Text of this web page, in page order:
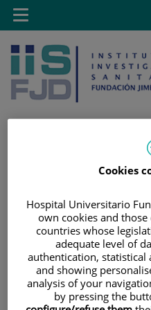
Saltar al contenido
contenido
idioma
Toggle
navigation
Cookies
Hospital Universitario
own cookies and
countries whose
adequate level of
authentication, statistical
and showing
analysis of your
by pressing the